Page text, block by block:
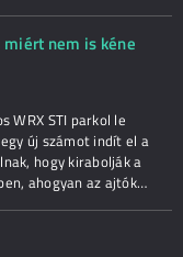
nem is kéne
WRX STI parkol le
új számot indít el a
hogy kirabolják a
ahogyan az ajtók…